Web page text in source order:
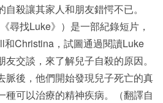
殺讓其家人和朋友錯愕不已。
尋找Luke》）是一部紀錄短片，
Christina，試圖通過閱讀Luke
交談，來了解兒子自殺的原因。
脈後，他們開始發現兒子死亡的真
種可以治療的精神疾病。（翻譯自